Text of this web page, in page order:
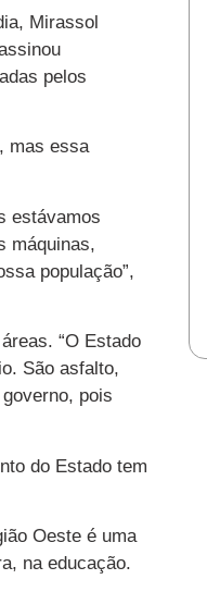
Mirassol
pelos
mas essa
estávamos
máquinas,
população”,
“O Estado
São asfalto,
pois
do Estado tem
Oeste é uma
na educação.